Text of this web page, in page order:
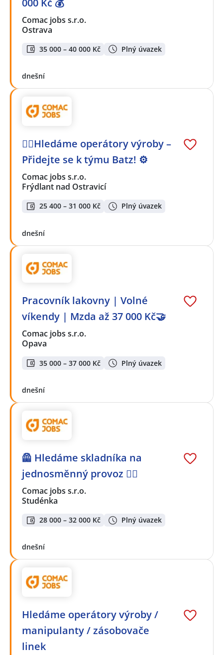
Comac jobs s.r.o.
Ostrava
35 000 – 40 000 Kč Plný úvazek
dnešní
🕵️‍♂️Hledáme operátory výroby –
Přidejte se k týmu Batz! ⚙️
Comac jobs s.r.o.
Frýdlant nad Ostravicí
25 400 – 31 000 Kč Plný úvazek
dnešní
Pracovník lakovny | Volné
víkendy | Mzda až 37 000 Kč🤝
Comac jobs s.r.o.
Opava
35 000 – 37 000 Kč Plný úvazek
dnešní
🦺 Hledáme skladníka na
jednosměnný provoz 👷‍♂️
Comac jobs s.r.o.
Studénka
28 000 – 32 000 Kč Plný úvazek
dnešní
Hledáme operátory výroby /
manipulanty / zásobovače
linek